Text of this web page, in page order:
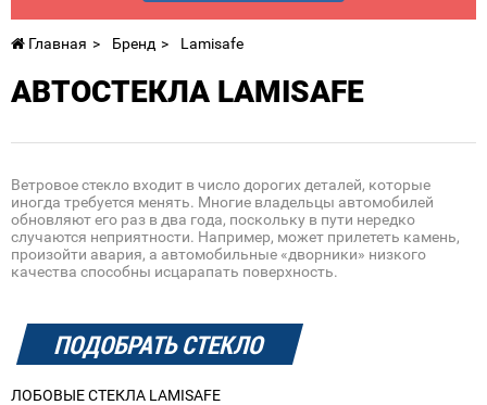
Главная Бренд Lamisafe
АВТОСТЕКЛА LAMISAFE
Ветровое стекло входит в число дорогих деталей, которые
иногда требуется менять. Многие владельцы автомобилей
обновляют его раз в два года, поскольку в пути нередко
случаются неприятности. Например, может прилететь камень,
произойти авария, а автомобильные «дворники» низкого
качества способны исцарапать поверхность.
ПОДОБРАТЬ СТЕКЛО
ЛОБОВЫЕ СТЕКЛА LAMISAFE